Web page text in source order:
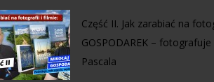
Część II. Jak zarabiać na
GOSPODAREK –
Pascala